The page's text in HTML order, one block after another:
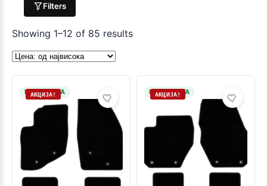
Filters
Showing 1–12 of 85 results
НА ЗАЛИХА
АКЦИЈА! НА ЗАЛИХА
АКЦИЈА!